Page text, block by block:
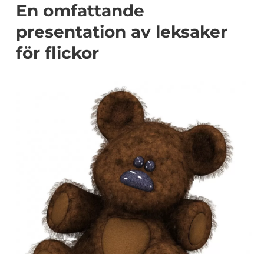
En omfattande
presentation av leksaker
för flickor